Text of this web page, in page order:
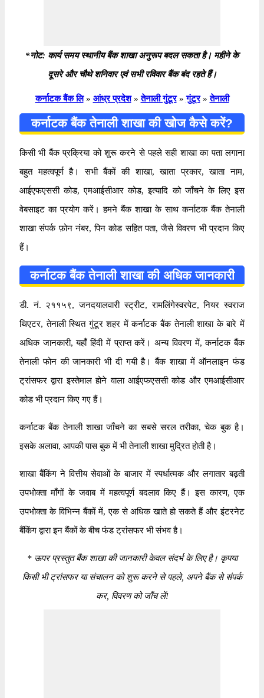
*नोट: कार्य समय स्थानीय बैंक शाखा अनुरूप बदल सकता है। महीने के
दूसरे और चौथे शनिवार एवं सभी रविवार बैंक बंद रहते हैं।
कर्नाटक बैंक लि » आंध्र प्रदेश » तेनाली गुंटूर » गुंटूर » तेनाली
कर्नाटक बैंक तेनाली शाखा की खोज कैसे करें?
किसी भी बैंक प्रक्रिया को शुरू करने से पहले सही शाखा का पता लगाना
बहुत महत्वपूर्ण है। सभी बैंकों की शाखा, खाता प्रकार, खाता नाम,
आईएफएससी कोड, एमआईसीआर कोड, इत्यादि को जाँचने के लिए इस
वेबसाइट का प्रयोग करें। हमने बैंक शाखा के साथ कर्नाटक बैंक तेनाली
शाखा संपर्क फ़ोन नंबर, पिन कोड सहित पता, जैसे विवरण भी प्रदान किए
हैं।
कर्नाटक बैंक तेनाली शाखा की अधिक जानकारी
डी. नं. २११५९, जनदयालवारी स्ट्रीट, रामलिंगेस्वरपेट, नियर स्वराज
थिएटर, तेनाली स्थित गुंटूर शहर में कर्नाटक बैंक तेनाली शाखा के बारे में
अधिक जानकारी, यहाँ हिंदी में प्राप्त करें। अन्य विवरण में, कर्नाटक बैंक
तेनाली फोन की जानकारी भी दी गयी है। बैंक शाखा में ऑनलाइन फंड
ट्रांसफर द्वारा इस्तेमाल होने वाला आईएफएससी कोड और एमआईसीआर
कोड भी प्रदान किए गए हैं।
कर्नाटक बैंक तेनाली शाखा जाँचने का सबसे सरल तरीका, चेक बुक है।
इसके अलावा, आपकी पास बुक में भी तेनाली शाखा मुद्रित होती है।
शाखा बैंकिंग ने वित्तीय सेवाओं के बाजार में स्पर्धात्मक और लगातार बढ़ती
उपभोक्ता माँगों के जवाब में महत्वपूर्ण बदलाव किए हैं। इस कारण, एक
उपभोक्ता के विभिन्न बैंकों में, एक से अधिक खाते हो सकते हैं और इंटरनेट
बैंकिंग द्वारा इन बैंकों के बीच फंड ट्रांसफर भी संभव है।
*ऊपर प्रस्तुत बैंक शाखा की जानकारी केवल संदर्भ के लिए है। कृपया
किसी भी ट्रांसफर या संचालन को शुरू करने से पहले, अपने बैंक से संपर्क
कर, विवरण को जाँच लें!